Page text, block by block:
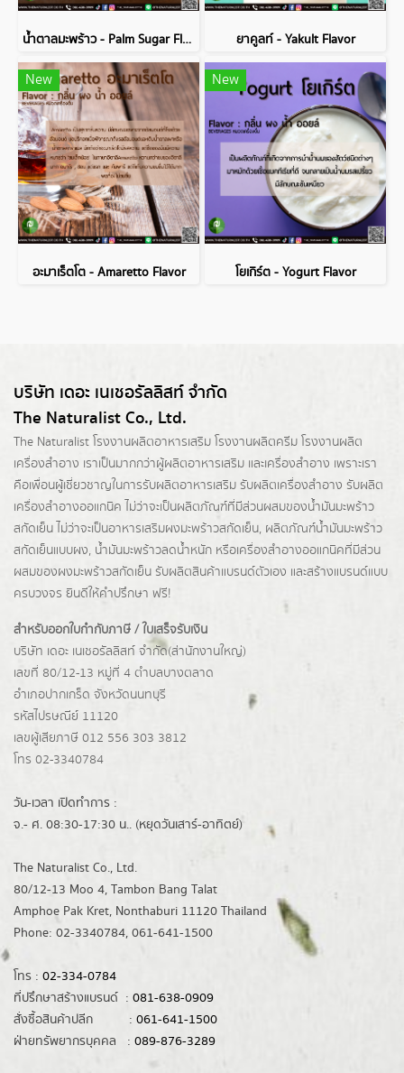
น้ำตาลมะพร้าว - Palm Sugar Flavor ยาคูลท์ - Yakult Flavor
New
อะมาเร็ตโต - Amaretto Flavor
New
โยเกิร์ต - Yogurt Flavor
บริษัท เดอะ เนเชอรัลลิสท์ จำกัด
The Naturalist Co., Ltd.
The Naturalist โรงงานผลิตอาหารเสริม โรงงานผลิตครีม โรงงานผลิต
เครื่องสำอาง เราเป็นมากกว่าผู้ผลิตอาหารเสริม และเครื่องสำอาง เพราะเรา
คือเพื่อนผู้เชี่ยวชาญในการรับผลิตอาหารเสริม รับผลิตเครื่องสำอาง รับผลิต
เครื่องสำอางออแกนิค ไม่ว่าจะเป็นผลิตภัณฑ์ที่มีส่วนผสมของน้ำมันมะพร้าว
สกัดเย็น ไม่ว่าจะเป็นอาหารเสริมผงมะพร้าวสกัดเย็น, ผลิตภัณฑ์น้ำมันมะพร้าว
สกัดเย็นแบบผง, น้ำมันมะพร้าวลดน้ำหนัก หรือเครื่องสำอางออแกนิคที่มีส่วน
ผสมของผงมะพร้าวสกัดเย็น รับผลิตสินค้าแบรนด์ตัวเอง และสร้างแบรนด์แบบ
ครบวงจร ยินดีให้คำปรึกษา ฟรี!
สำหรับออกใบกำกับภาษี / ใบเสร็จรับเงิน
บริษัท เดอะ เนเชอรัลลิสท์ จำกัด(ส่านักงานใหญ่)
เลขที่ 80/12-13 หมู่ที่ 4 ตำบลบางตลาด
อำเภอปากเกร็ด จังหวัดนนทบุรี
รหัสไปรษณีย์ 11120
เลขผู้เสียภาษี 012 556 303 3812
โทร 02-3340784
วัน-เวลา เปิดทำการ :
จ.- ศ. 08:30-17:30 น.. (หยุดวันเสาร์-อาทิตย์)
The Naturalist Co., Ltd.
80/12-13 Moo 4, Tambon Bang Talat
Amphoe Pak Kret, Nonthaburi 11120 Thailand
Phone: 02-3340784, 061-641-1500
โทร : 02-334-0784
ที่ปรึกษาสร้างแบรนด์ : 081-638-0909
สั่งซื้อสินค้าปลีก : 061-641-1500
ฝ่ายทรัพยากรบุคคล : 089-876-3289